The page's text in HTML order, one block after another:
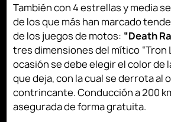
También con 4 estrellas y media
de los que más han marcado
de los juegos de motos: “Death
tres dimensiones del mítico “Tron
ocasión se debe elegir el color de
que deja, con la cual se derrota al
contrincante. Conducción a 200
asegurada de forma gratuita.